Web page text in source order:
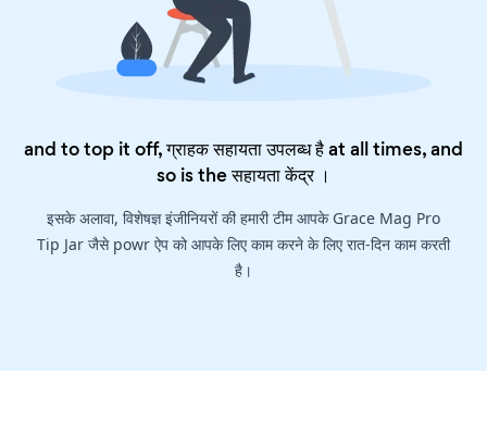
and to top it off, ग्राहक सहायता उपलब्ध है at all times, and
so is theसहायता केंद्र।
इसके अलावा, विशेषज्ञ इंजीनियरों की हमारी टीम आपके Grace Mag Pro
Tip Jar जैसे powr ऐप को आपके लिए काम करने के लिए रात-दिन काम करती
है।